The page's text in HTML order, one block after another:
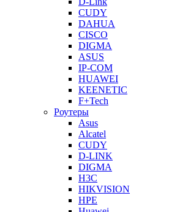
CUDY
DAHUA
CISCO
DIGMA
ASUS
IP-COM
HUAWEI
KEENETIC
F+Tech
Роутеры
Asus
Alcatel
CUDY
D-LINK
DIGMA
H3C
HIKVISION
HPE